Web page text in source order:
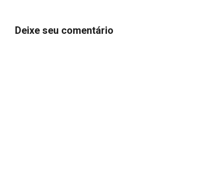
Deixe seu comentário